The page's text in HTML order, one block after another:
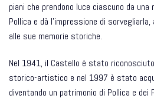
piani che prendono luce ciascuno da
Pollica e dà l'impressione di
alle sue memorie storiche.
Nel 1941, il Castello è stato
storico-artistico e nel 1997 è stato
diventando un patrimonio di Pollica e dei